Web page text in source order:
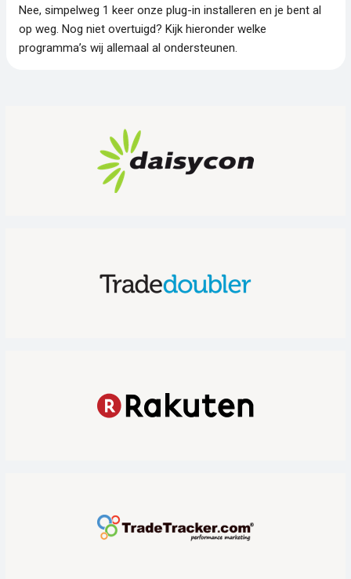
Nee, simpelweg 1 keer onze plug-in installeren en je bent al
op weg. Nog niet overtuigd? Kijk hieronder welke
programma’s wij allemaal al ondersteunen.